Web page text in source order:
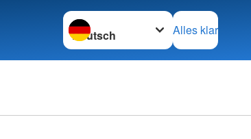
Sprache wechseln zu
Alles klar